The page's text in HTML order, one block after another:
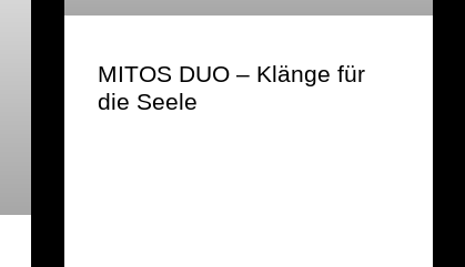
MITOS DUO – Klänge für
die Seele